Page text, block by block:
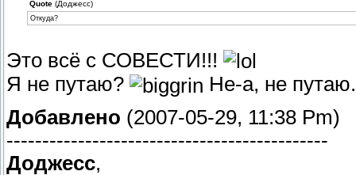
Quote(Доджесс)
Откуда?
Это всё с СОВЕСТИ!!!
Я не путаю?
Не-а, не
Добавлено (2007-05-29, 11:38 Pm)
---------------------------------------------
Доджесс,